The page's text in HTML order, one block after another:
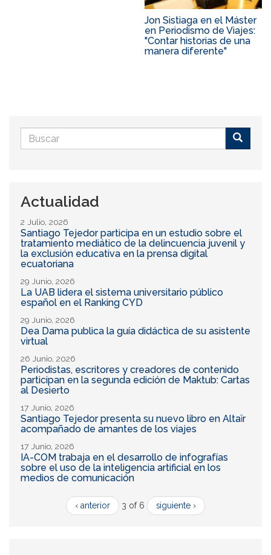
Jon Sistiaga en el Máster
en Periodismo de Viajes:
"Contar historias de una
manera diferente"
Formulario
de
Actualidad
2 Julio, 2026
Santiago Tejedor participa en un estudio sobre el
tratamiento mediático de la delincuencia juvenil y
la exclusión educativa en la prensa digital
ecuatoriana
29 Junio, 2026
La UAB lidera el sistema universitario público
español en el Ranking CYD
29 Junio, 2026
Dea Dama publica la guía didáctica de su asistente
virtual
26 Junio, 2026
Periodistas, escritores y creadores de contenido
participan en la segunda edición de Maktub: Cartas
al Desierto
17 Junio, 2026
Santiago Tejedor presenta su nuevo libro en Altaïr
acompañado de amantes de los viajes
17 Junio, 2026
IA-COM trabaja en el desarrollo de infografías
sobre el uso de la inteligencia artificial en los
medios de comunicación
‹ anterior 3 of 6 siguiente ›